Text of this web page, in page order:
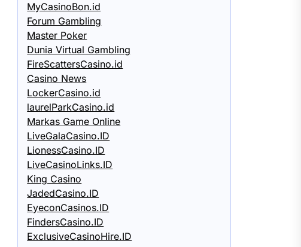
MyCasinoBon.id
Forum Gambling
Master Poker
Dunia Virtual Gambling
FireScattersCasino.id
Casino News
LockerCasino.id
laurelParkCasino.id
Markas Game Online
LiveGalaCasino.ID
LionessCasino.ID
LiveCasinoLinks.ID
King Casino
JadedCasino.ID
EyeconCasinos.ID
FindersCasino.ID
ExclusiveCasinoHire.ID